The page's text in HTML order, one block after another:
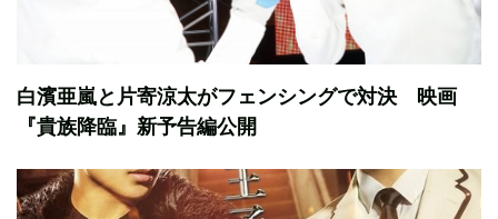
白濱亜嵐と片寄涼太がフェンシングで対決 映画
『貴族降臨』新予告編公開